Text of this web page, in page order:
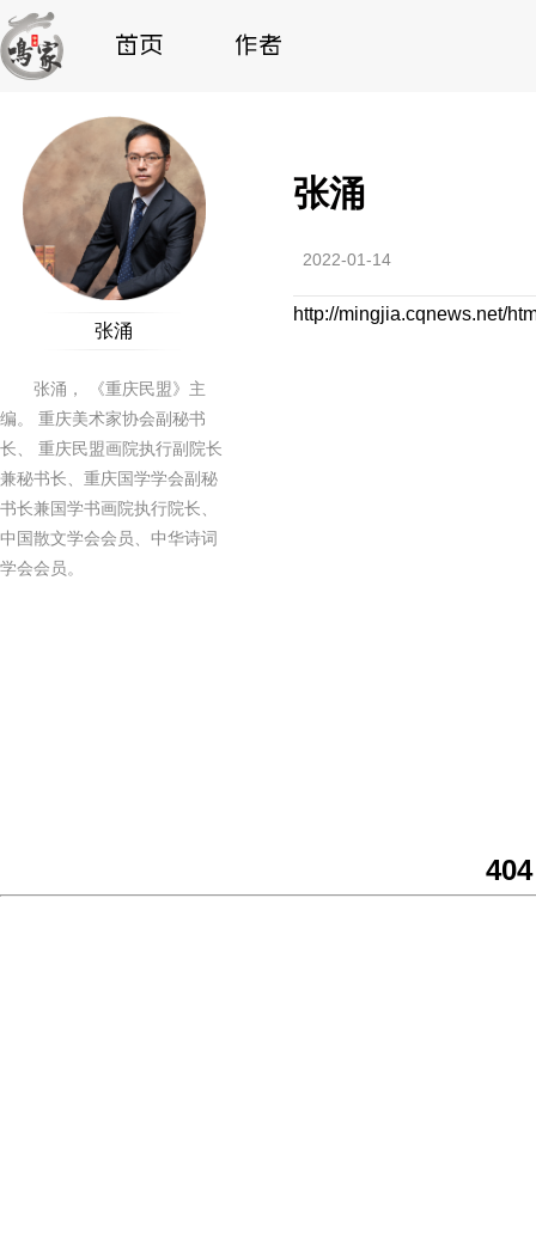
张涌
张涌， 《重庆民盟》主
编。 重庆美术家协会副秘书
长、 重庆民盟画院执行副院长
兼秘书长、重庆国学学会副秘
书长兼国学书画院执行院长、
中国散文学会会员、中华诗词
学会会员。
张涌
2022-01-14
http://mingjia.cqnews.net/